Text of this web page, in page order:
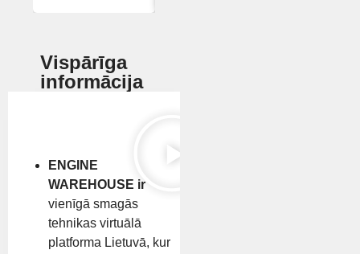
Vispārīga
informācija
ENGINE
WAREHOUSE ir
vienīgā smagās
tehnikas virtuālā
platforma Lietuvā, kur